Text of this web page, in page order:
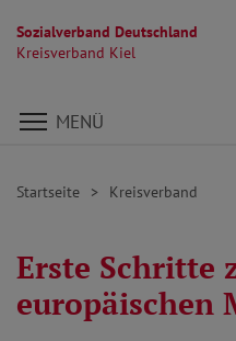
Sozialverband Deutschland
Kreisverband Kiel
Direkt zu den Inhalten
MENÜ
Startseite Kreisverband
Erste Schritte
europäischen